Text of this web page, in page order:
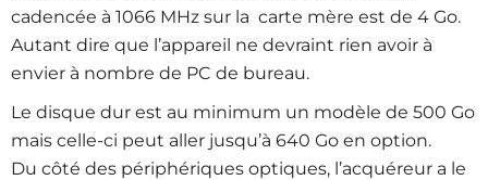
cadencée à 1066 MHz sur la carte mère est de 4 Go.
Autant dire que l’appareil ne devraint rien avoir à
envier à nombre de PC de bureau.
Le disque dur est au minimum un modèle de 500 Go
mais celle-ci peut aller jusqu’à 640 Go en option.
Du côté des périphériques optiques, l’acquéreur a le